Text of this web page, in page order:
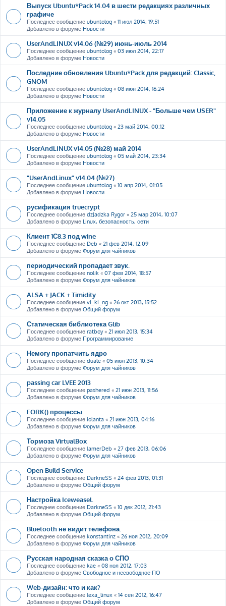
Выпуск Ubuntu*Pack 14.04 в шести редакциях различных
графиче
Последнее сообщение ubuntolog « 11 июл 2014, 19:51
Добавлено в форуме Новости
UserAndLINUX v14.06 (№29) июнь-июль 2014
Последнее сообщение ubuntolog « 03 июл 2014, 22:17
Добавлено в форуме Новости
Последние обновления Ubuntu*Pack для редакций: Classic,
GNOM
Последнее сообщение ubuntolog « 08 июн 2014, 16:24
Добавлено в форуме Новости
Приложение к журналу UserAndLINUX - "Больше чем USER"
v14.05
Последнее сообщение ubuntolog « 23 май 2014, 00:12
Добавлено в форуме Новости
UserAndLINUX v14.05 (№28) май 2014
Последнее сообщение ubuntolog « 05 май 2014, 23:34
Добавлено в форуме Новости
"UserAndLinux" v14.04 (№27)
Последнее сообщение ubuntolog « 10 апр 2014, 01:05
Добавлено в форуме Новости
русификация truecrypt
Последнее сообщение dzJadzka Rygor « 25 мар 2014, 10:07
Добавлено в форуме Linux, безопасность, сети
Клиент 1С8.3 под wine
Последнее сообщение Deb « 21 фев 2014, 12:09
Добавлено в форуме Форум для чайников
периодический пропадает звук.
Последнее сообщение nolik « 07 фев 2014, 18:57
Добавлено в форуме Форум для чайников
ALSA + JACK + Timidity
Последнее сообщение vi_ki_ng « 26 окт 2013, 15:52
Добавлено в форуме Общий форум
Статическая библиотека Glib
Последнее сообщение ratboy« 21 июл 2013, 15:34
Добавлено в форуме Программирование
Немогу пропатчить ядро
Последнее сообщение duale « 05 июл 2013, 10:34
Добавлено в форуме Форум для чайников
passing car LVEE 2013
Последнее сообщение pashered « 21 июн 2013, 11:56
Добавлено в форуме Форум для чайников
FORK() процессы
Последнее сообщение iolanta « 21 июн 2013, 04:16
Добавлено в форуме Форум для чайников
Тормоза VirtualBox
Последнее сообщение lamerDeb « 27 фев 2013, 06:06
Добавлено в форуме Форум для чайников
Open Build Service
Последнее сообщение DarkneSS « 24 фев 2013, 01:31
Добавлено в форуме Общий форум
Настройка Iceweasel.
Последнее сообщение DarkneSS « 10 дек 2012, 21:43
Добавлено в форуме Общий форум
Bluetooth не видит телефона.
Последнее сообщение konstantinz « 26 ноя 2012, 20:09
Добавлено в форуме Форум для чайников
Русская народная сказка о СПО
Последнее сообщение kae « 08 ноя 2012, 17:03
Добавлено в форуме Свободное и несвободное ПО
Web-дизайн: что и как?
Последнее сообщение lexa_linux « 14 сен 2012, 16:47
Добавлено в форуме Общий форум